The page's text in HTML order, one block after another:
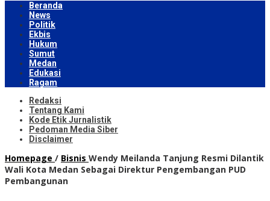
Beranda
News
Politik
Ekbis
Hukum
Sumut
Medan
Edukasi
Ragam
Redaksi
Tentang Kami
Kode Etik Jurnalistik
Pedoman Media Siber
Disclaimer
Homepage / Bisnis Wendy Meilanda Tanjung Resmi Dilantik
Wali Kota Medan Sebagai Direktur Pengembangan PUD
Pembangunan